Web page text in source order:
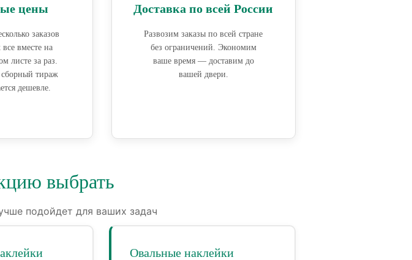
цены
заказов
вместе на
листе за раз.
сборный тираж
дешевле.
Доставка по всей России
Развозим заказы по всей стране
без ограничений. Экономим
ваше время — доставим до
вашей двери.
выбрать
подойдет для ваших задач
Овальные наклейки